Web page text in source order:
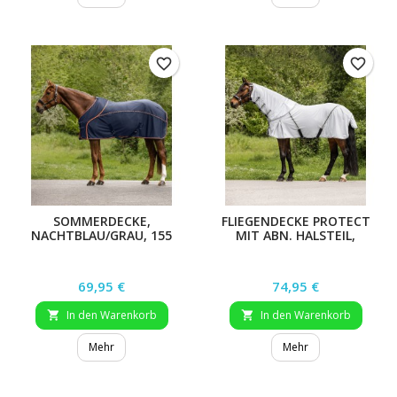
SOMMERDECKE,
NACHTBLAU/GRAU, 155
Preis
69,95 €
 In den Warenkorb
Mehr
favorite_border
FLIEGENDECKE PROTECT
MIT ABN. HALSTEIL,
Preis
74,95 €
 In den Warenkorb
Mehr
favorite_border